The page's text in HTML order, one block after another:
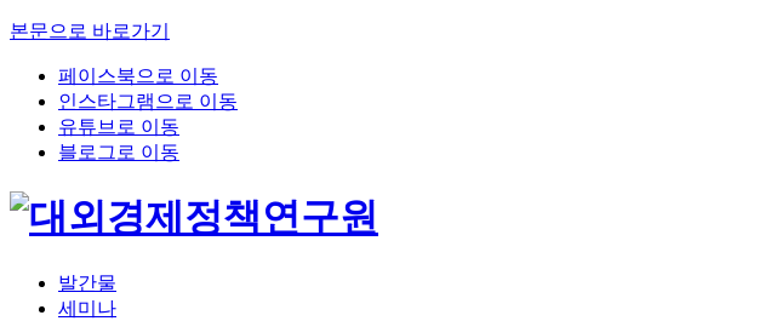
본문으로 바로가기
페이스북으로 이동
인스타그램으로 이동
유튜브로 이동
블로그로 이동
발간물
세미나